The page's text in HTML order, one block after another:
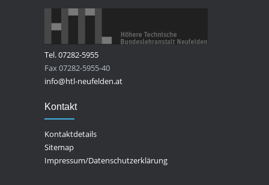
Tel. 07282-5955
Fax 07282-5955-40
info@htl-neufelden.at
Kontakt
Kontaktdetails
Sitemap
Impressum/Datenschutzerklärung